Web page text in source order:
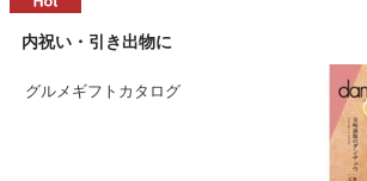
内祝い・引き出物に
グルメギフトカタログ